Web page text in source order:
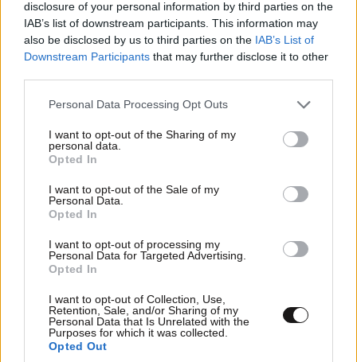
disclosure of your personal information by third parties on the
IAB’s list of downstream participants. This information may
also be disclosed by us to third parties on the IAB’s List of
Downstream Participants that may further disclose it to other
Please note that this website/app uses one or more Google
not limited to your visit or usage behaviour. You may click to
grant or deny consent to Google and its third-party tags to
use your data for below specified purposes in below Google
consent section.
Personal Data Processing Opt Outs
I want to opt-out of the Sharing of my
personal data.
Opted In
I want to opt-out of the Sale of my
Personal Data.
Opted In
I want to opt-out of processing my
Personal Data for Targeted Advertising.
Opted In
I want to opt-out of Collection, Use,
Retention, Sale, and/or Sharing of my
Personal Data that Is Unrelated with the
Purposes for which it was collected.
Opted Out
09·08·2026 09:30
Οι 5 ασκήσεις που πρέπει να κάνετε για μια ζωή
με δύναμη και αυτονομία – Ένα απλό αλλά
ιδανικό πρόγραμμα καθώς μεγαλώνετε